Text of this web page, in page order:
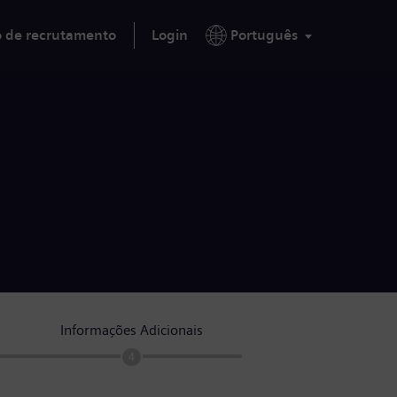
de recrutamento Login Português
Informações Adicionais